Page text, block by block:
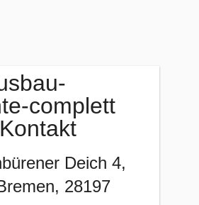
complett
Deich 4,
, 28197